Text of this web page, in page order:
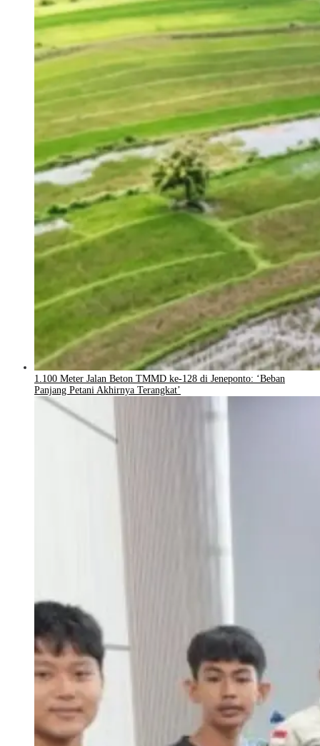
1.100 Meter Jalan Beton TMMD ke-128 di Jeneponto: ‘Beban
Panjang Petani Akhirnya Terangkat’